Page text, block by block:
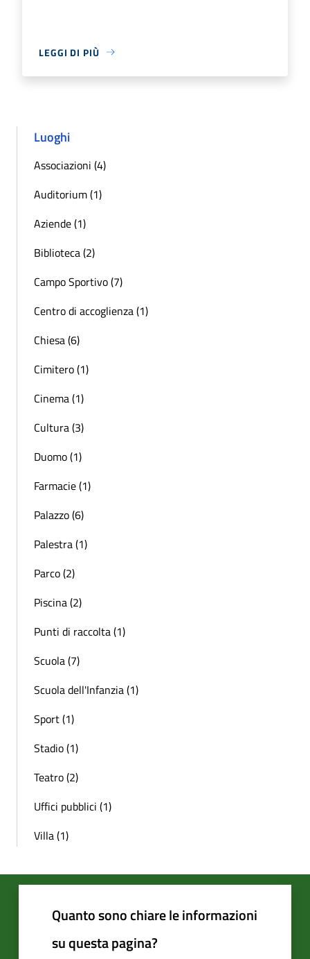
LEGGI DI PIÙ
Luoghi
Associazioni (4)
Auditorium (1)
Aziende (1)
Biblioteca (2)
Campo Sportivo (7)
Centro di accoglienza (1)
Chiesa (6)
Cimitero (1)
Cinema (1)
Cultura (3)
Duomo (1)
Farmacie (1)
Palazzo (6)
Palestra (1)
Parco (2)
Piscina (2)
Punti di raccolta (1)
Scuola (7)
Scuola dell'Infanzia (1)
Sport (1)
Stadio (1)
Teatro (2)
Uffici pubblici (1)
Villa (1)
Quanto sono chiare le informazioni
su questa pagina?